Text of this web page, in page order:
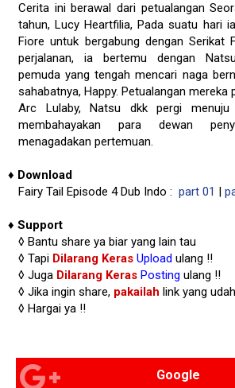
Cerita ini berawal dari petualangan
tahun, Lucy Heartfilia, Pada suatu hari
Fiore untuk bergabung dengan Serikat
perjalanan, ia bertemu dengan
pemuda yang tengah mencari naga
sahabatnya, Happy. Petualangan mereka
Arc Lulaby, Natsu dkk pergi
membahayakan para dewan
menagadakan pertemuan.
♦ Download
Fairy Tail Episode 4 Dub Indo : part 01 |
♦ Support
◊ Bantu share ya biar yang lain tau
◊ Tapi Dilarang Keras Upload ulang !!
◊ Juga Dilarang Keras Posting ulang !!
◊ Jika ingin share, pakailah link yang
◊ Hargai ya !!
Google